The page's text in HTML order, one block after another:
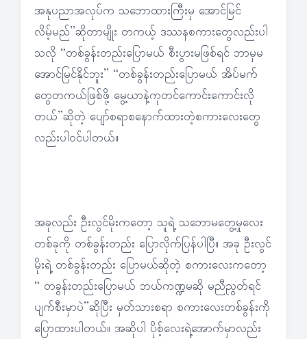
အနုပညာအလုပ်က သဘောထားကြီးမှ အောင်မြင်
လိမ့်မည်”ဆိုတာမျိုး တကယ့် ဒဿနစကားတွေလည်းပါ
သလို “တစ်ခွန်းတည်းပြောမယ် စီးပွားမဖြစ်ရင် ဘာမှမ
အောင်မြင်နိုင်ဘူး” “တစ်ခွန်းတည်းပြောမယ် အိပ်မက်
တွေတကယ်ဖြစ်ဖို့ မွေ့ယာနဲ့ကုတင်ကောင်းကောင်းလို
တယ်”ဆိုတဲ့ ပျော်စရာစနောက်ထားတဲ့စကားလေးတွေ
လည်းပါဝင်ပါတယ်။
အခုလည်း ဦးလွင်မိုးကတော့ သူရဲ့ သဘောမတွေ့မှုလေး
တစ်ခုကို တစ်ခွန်းတည်း ပြောလိုက်ပြန်ပါပြီ။ အခု ဦးလွင်
မိုးရဲ့ တစ်ခွန်းတည်း ပြောမယ်ဆိုတဲ့ စကားလေးကတော့
“ တခွန်းတည်းပြောမယ် ဘယ်ကဏ္ဍမဆို မညီညွတ်ရင်
ပျက်စီးမှာပဲ”ဆိုပြီး မှတ်သားစရာ စကားလေးတစ်ခွန်းကို
ပြောထားပါတယ်။ အဆိုပါ ပိုစ့်လေးရဲ့အောက်မှာလည်း